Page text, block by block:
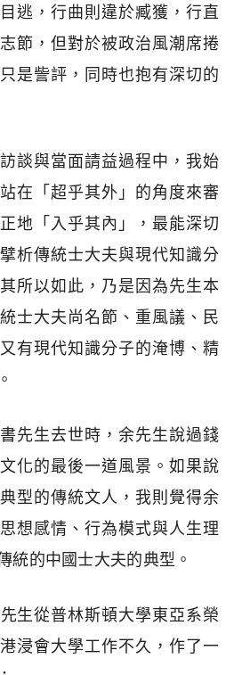
逃，行曲則違於臧獲，行直
節，但對於被政治風潮席捲
是訾評，同時也抱有深切的
談與當面請益過程中，我始
在「超乎其外」的角度來審
地「入乎其內」，最能深切
析傳統士大夫與現代知識分
所以如此，乃是因為先生本
士大夫尚名節、重風議、民
有現代知識分子的淹博、精
先生去世時，余先生說過錢
化的最後一道風景。如果說
型的傳統文人，我則覺得余
想感情、行為模式與人生理
統的中國士大夫的典型。
生從普林斯頓大學東亞系榮
浸會大學工作不久，作了一